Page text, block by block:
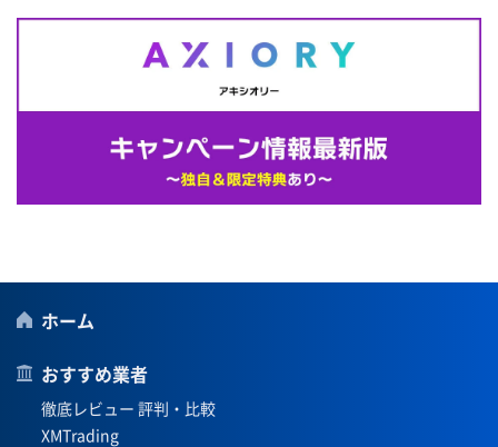
ホーム
おすすめ業者
徹底レビュー 評判・比較
XMTrading